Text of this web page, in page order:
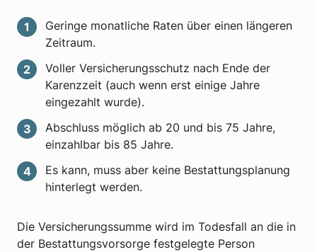
Geringe monatliche Raten über einen längeren
Zeitraum.
Voller Versicherungsschutz nach Ende der
Karenzzeit (auch wenn erst einige Jahre
eingezahlt wurde).
Abschluss möglich ab 20 und bis 75 Jahre,
einzahlbar bis 85 Jahre.
Es kann, muss aber keine Bestattungsplanung
hinterlegt werden.
Die Versicherungssumme wird im Todesfall an die in
der Bestattungsvorsorge festgelegte Person